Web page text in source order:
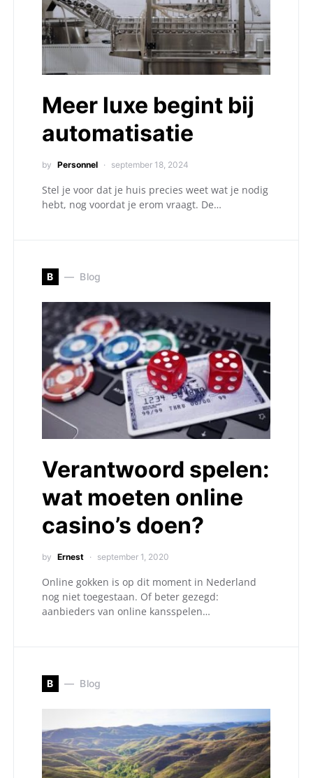
Meer luxe begint bij
automatisatie
by Personnel september 18, 2024
Stel je voor dat je huis precies weet wat je nodig
hebt, nog voordat je erom vraagt. De…
B Blog
Verantwoord spelen:
wat moeten online
casino’s doen?
by Ernest september 1, 2020
Online gokken is op dit moment in Nederland
nog niet toegestaan. Of beter gezegd:
aanbieders van online kansspelen…
B Blog